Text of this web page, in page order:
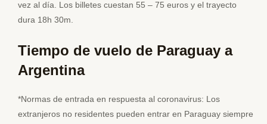
vez al día. Los billetes cuestan 55 – 75 euros y el trayecto
dura 18h 30m.
Tiempo de vuelo de Paraguay a
Argentina
*Normas de entrada en respuesta al coronavirus: Los
extranjeros no residentes pueden entrar en Paraguay siempre